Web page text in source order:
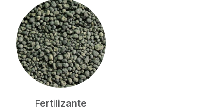
Fertilizante